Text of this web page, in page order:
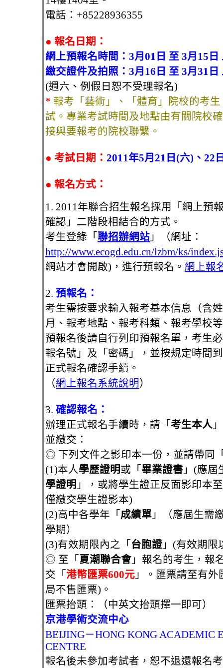
電話：+85228936355
● 報名日期：
網上預報名時間：3月01日 至 3月15日
繳交證件及拍照：3月16日 至 3月31日
(週六、例假日恕不受理報名)
* 報考「藝術」、「體育」院校的考
試。專業考試時間及地點由有關院校
接與要報考的院校聯繫。
● 考試日期： 2011年5月21日(六)、22
● 報名方式：
1. 2011年聯合招生報名採用「網上預
確認」二階段相結合的方式。
考生登錄「 聯招辦網站 」（網址：
http://www.ecogd.edu.cn/lzbm/ks/
網站才會開啟)，進行預報名。 網上報
2. 預報名：
考生需按要求輸入報考基本信息（含
月、報考地點、報考科類、報考學校
預報名後請自行列印預報名單，考生
報名號」及「密碼」，並按規定時間
正式報名確認手續。
（網上報名系統說明 ）
3. 確認報名：
辦理正式報名手續時，請「 考生本人
並繳交：
◎ 下列文件之影印本一份，並請帶同
(1)本人學歷證明或「 畢業證書 」(應屆
學證明 」，或將學生證正反面影印本
僅繳交學生證影本)
(2)高中各學年「 成績單 」（應屆生需
學期）
(3)有效期限內之「 台胞證 」(有效期限
◎ 至「 夏潮聯合會 」報名的考生，報
交「 港幣匯票600元 」。匯票請至有
局不售匯票)。
匯票抬頭：（中英文抬頭擇一即可）
京港學術交流中心
BEIJING－HONG KONG ACADEMIC
CENTRE
報名後未參加考試者，恕不退還報名